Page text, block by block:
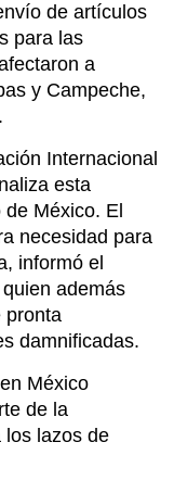
de artículos
para las
a
y Campeche,
Internacional
esta
México. El
necesidad para
informó el
además
pronta
damnificadas.
México
de la
los lazos de